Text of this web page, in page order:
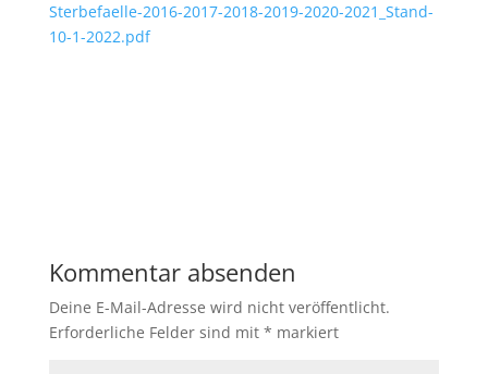
Sterbefaelle-2016-2017-2018-2019-2020-2021_Stand-
10-1-2022.pdf
Kommentar absenden
Deine E-Mail-Adresse wird nicht veröffentlicht.
Erforderliche Felder sind mit * markiert